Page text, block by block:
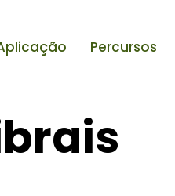
Percursos